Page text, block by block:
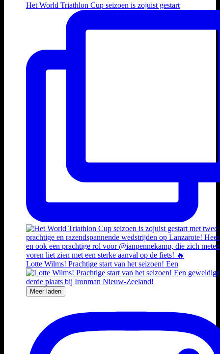
Het World Triathlon Cup seizoen is zojuist gestart
Lotte Wilms! Prachtige start van het seizoen! Een
Meer laden